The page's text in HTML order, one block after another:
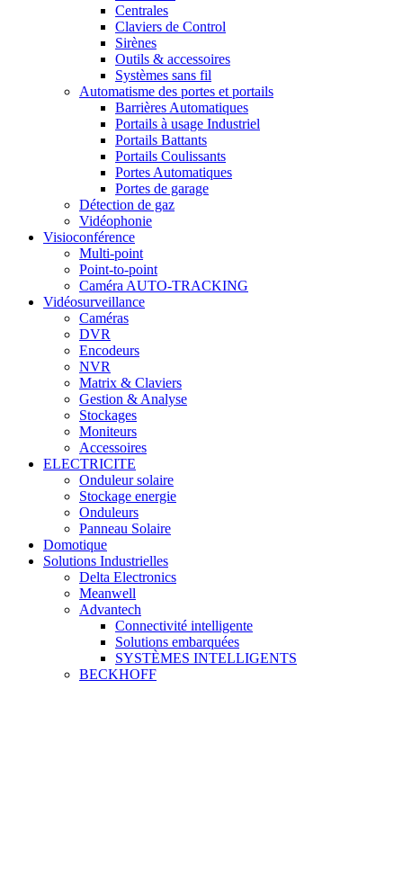
Centrales
Claviers de Control
Sirènes
Outils & accessoires
Systèmes sans fil
Automatisme des portes et portails
Barrières Automatiques
Portails à usage Industriel
Portails Battants
Portails Coulissants
Portes Automatiques
Portes de garage
Détection de gaz
Vidéophonie
Visioconférence
Multi-point
Point-to-point
Caméra AUTO-TRACKING
Vidéosurveillance
Caméras
DVR
Encodeurs
NVR
Matrix & Claviers
Gestion & Analyse
Stockages
Moniteurs
Accessoires
ELECTRICITE
Onduleur solaire
Stockage energie
Onduleurs
Panneau Solaire
Domotique
Solutions Industrielles
Delta Electronics
Meanwell
Advantech
Connectivité intelligente
Solutions embarquées
SYSTÈMES INTELLIGENTS
BECKHOFF